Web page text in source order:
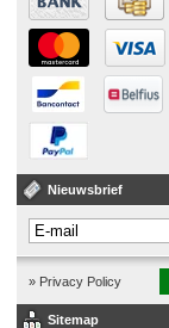
Nieuwsbrief
» Privacy Policy
Sitemap